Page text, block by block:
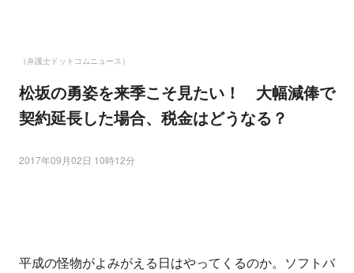
（弁護士ドットコムニュース）
松坂の勇姿を来季こそ見たい！ 大幅減俸で
契約延長した場合、税金はどうなる？
2017年09月02日 10時12分
平成の怪物がよみがえる日はやってくるのか。ソフトバ